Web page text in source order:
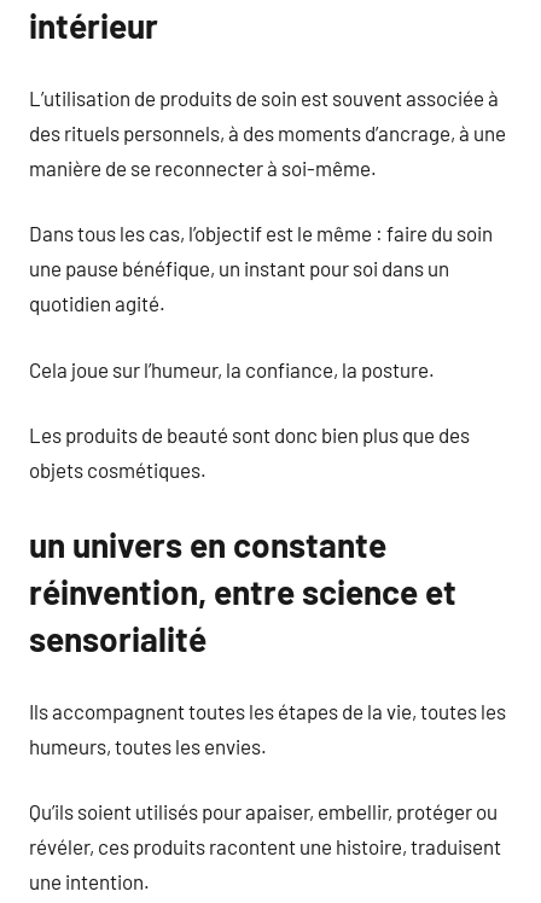
intérieur
L’utilisation de produits de soin est souvent associée à
des rituels personnels, à des moments d’ancrage, à une
manière de se reconnecter à soi-même.
Dans tous les cas, l’objectif est le même : faire du soin
une pause bénéfique, un instant pour soi dans un
quotidien agité.
Cela joue sur l’humeur, la confiance, la posture.
Les produits de beauté sont donc bien plus que des
objets cosmétiques.
un univers en constante
réinvention, entre science et
sensorialité
Ils accompagnent toutes les étapes de la vie, toutes les
humeurs, toutes les envies.
Qu’ils soient utilisés pour apaiser, embellir, protéger ou
révéler, ces produits racontent une histoire, traduisent
une intention.